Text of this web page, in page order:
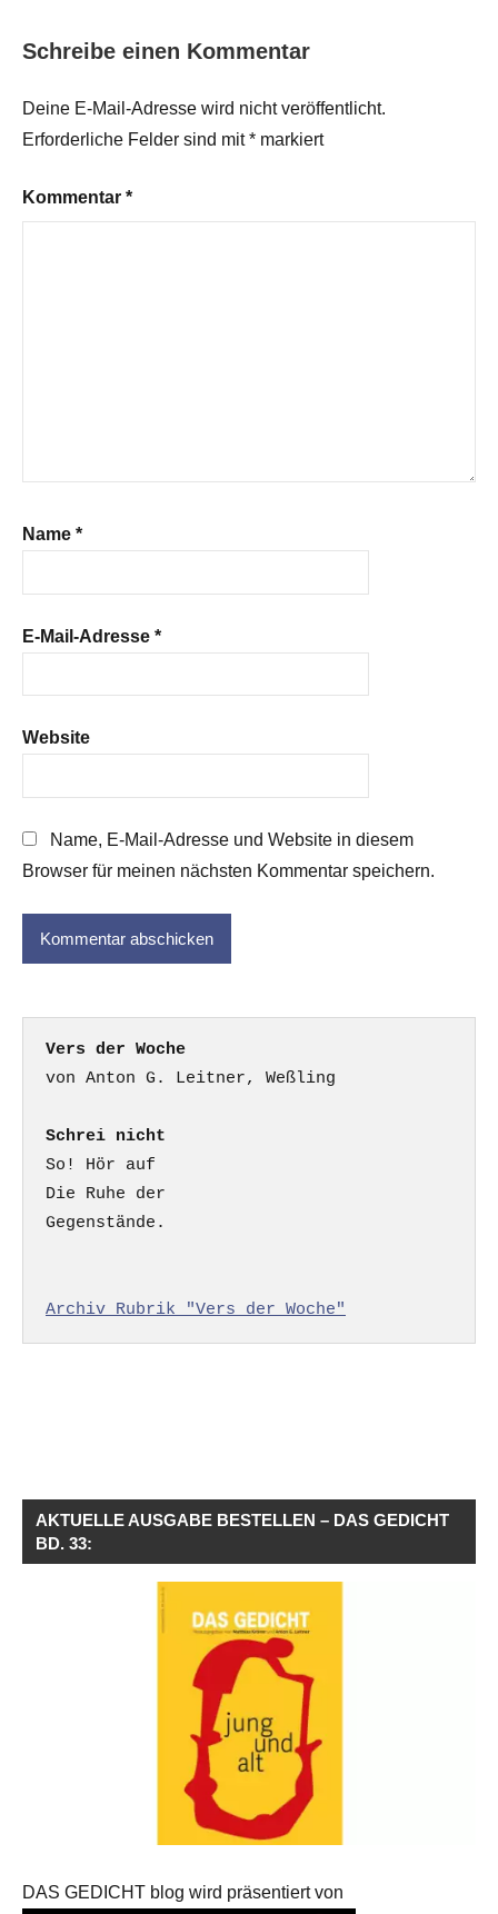
Schreibe einen Kommentar
Deine E-Mail-Adresse wird nicht veröffentlicht.
Erforderliche Felder sind mit* markiert
Kommentar *
Name *
E-Mail-Adresse *
Website
Name, E-Mail-Adresse und Website in diesem
Browser für meinen nächsten Kommentar speichern.
Vers der Woche
Schrei nicht
So! Hör auf
Die Ruhe der
Gegenstände.
Archiv Rubrik "Vers der Woche"
AKTUELLE AUSGABE BESTELLEN – DAS GEDICHT
BD. 33:
DAS GEDICHT blog wird präsentiert von